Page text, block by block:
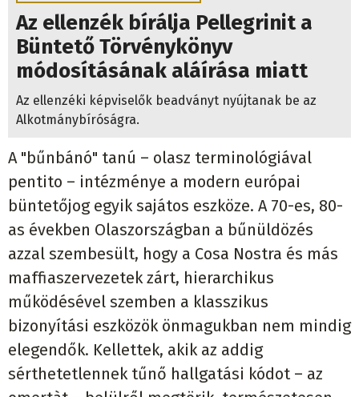
Az ellenzék bírálja Pellegrinit a
Büntető Törvénykönyv
módosításának aláírása miatt
Az ellenzéki képviselők beadványt nyújtanak be az
Alkotmánybíróságra.
A "bűnbánó" tanú – olasz terminológiával
pentito – intézménye a modern európai
büntetőjog egyik sajátos eszköze. A 70-es, 80-
as években Olaszországban a bűnüldözés
azzal szembesült, hogy a Cosa Nostra és más
maffiaszervezetek zárt, hierarchikus
működésével szemben a klasszikus
bizonyítási eszközök önmagukban nem mindig
elegendők. Kellettek, akik az addig
sérthetetlennek tűnő hallgatási kódot – az